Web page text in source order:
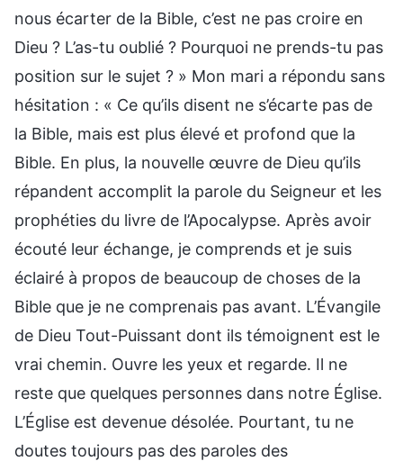
nous écarter de la Bible, c’est ne pas croire en
Dieu ? L’as-tu oublié ? Pourquoi ne prends-tu pas
position sur le sujet ? » Mon mari a répondu sans
hésitation : « Ce qu’ils disent ne s’écarte pas de
la Bible, mais est plus élevé et profond que la
Bible. En plus, la nouvelle œuvre de Dieu qu’ils
répandent accomplit la parole du Seigneur et les
prophéties du livre de l’Apocalypse. Après avoir
écouté leur échange, je comprends et je suis
éclairé à propos de beaucoup de choses de la
Bible que je ne comprenais pas avant. L’Évangile
de Dieu Tout-Puissant dont ils témoignent est le
vrai chemin. Ouvre les yeux et regarde. Il ne
reste que quelques personnes dans notre Église.
L’Église est devenue désolée. Pourtant, tu ne
doutes toujours pas des paroles des